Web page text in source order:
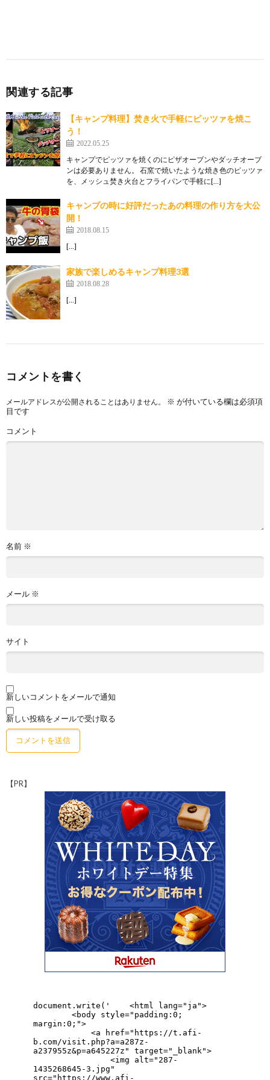
関連する記事
【キャンプ料理】焚き火で手軽にピッツァを焼こ
う！
2022.05.25
キャンプでピッツァを焼くのにピザオーブンやダッチオーブ
ンは必要ありません。 石窯で焼いたような焼き色のピッツァ
を、メッシュ焚き火台とフライパンで手軽に[…]
キャンプの時に好評だったあの料理の作り方を大公
開！
2018.08.15
[…]
家族で楽しめるキャンプ料理3選
2018.08.28
[…]
コメントを書く
メールアドレスが公開されることはありません。 ※ が付いている欄は必須項
目です
コメント
名前 ※
メール ※
サイト
新しいコメントをメールで通知
新しい投稿をメールで受け取る
【PR】